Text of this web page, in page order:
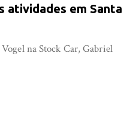
atividades em Santa
na Stock Car, Gabriel